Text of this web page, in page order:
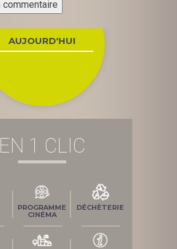
AUJOURD'HUI
EN 1 CLIC
PROGRAMME
CINÉMA
DÉCHÈTERIE